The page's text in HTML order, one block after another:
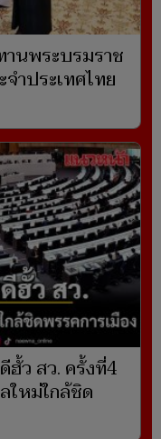
นพระบรมราช
ำประเทศไทย
ฮั้ว สว. ครั้งที่4
ใหม่ใกล้ชิด